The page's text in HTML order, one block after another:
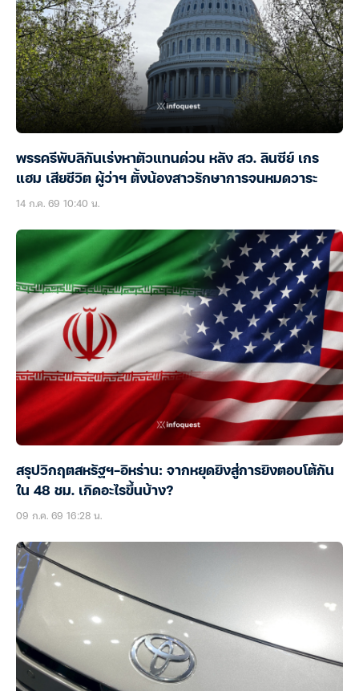
พรรครีพับลิกันเร่งหาตัวแทนด่วน หลัง สว. ลินซีย์ เกร
แฮม เสียชีวิต ผู้ว่าฯ ตั้งน้องสาวรักษาการจนหมดวาระ
14 ก.ค. 69 10:40 น.
สรุปวิกฤตสหรัฐฯ-อิหร่าน: จากหยุดยิงสู่การยิงตอบโต้กัน
ใน 48 ชม. เกิดอะไรขึ้นบ้าง?
09 ก.ค. 69 16:28 น.